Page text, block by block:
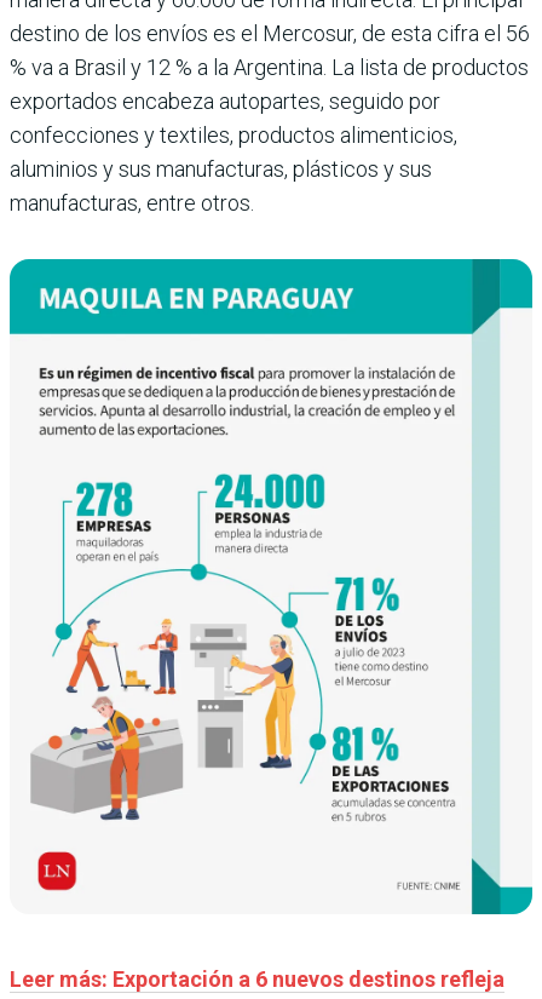
destino de los envíos es el Mercosur, de esta cifra el 56
% va a Brasil y 12 % a la Argentina. La lista de productos
exportados encabeza autopartes, seguido por
confecciones y textiles, productos alimenticios,
aluminios y sus manufacturas, plásticos y sus
manufacturas, entre otros.
Leer más: Exportación a 6 nuevos destinos refleja